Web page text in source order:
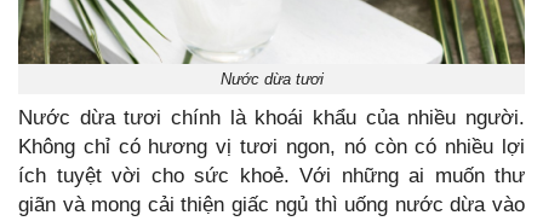
Nước dừa tươi
Nước dừa tươi chính là khoái khẩu của nhiều người.
Không chỉ có hương vị tươi ngon, nó còn có nhiều lợi
ích tuyệt vời cho sức khoẻ. Với những ai muốn thư
giãn và mong cải thiện giấc ngủ thì uống nước dừa vào